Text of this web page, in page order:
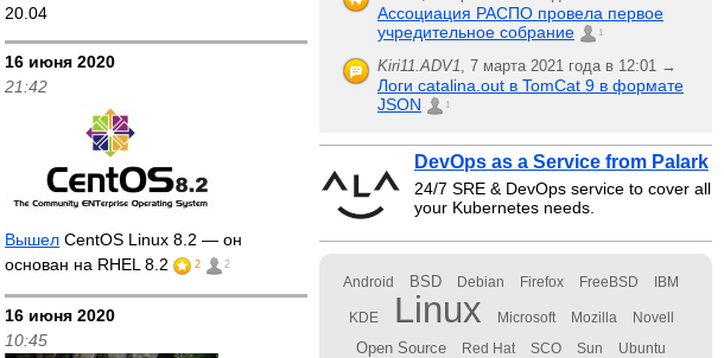
20.04
16 июня 2020
21:42
Вышел CentOS Linux 8.2 — он
основан на RHEL 8.2
2 2
16 июня 2020
10:45
Ассоциация РАСПО провела первое
учредительное собрание
1
Kiri11.ADV1, 7 марта 2021 года в 12:01 →
Логи catalina.out в TomCat 9 в формате
JSON
1
DevOps as a Service from Palark
24/7 SRE & DevOps service to cover all
your Kubernetes needs.
Android BSD Debian Firefox FreeBSD IBM
KDE Linux Microsoft Mozilla Novell
Open Source Red Hat SCO Sun Ubuntu